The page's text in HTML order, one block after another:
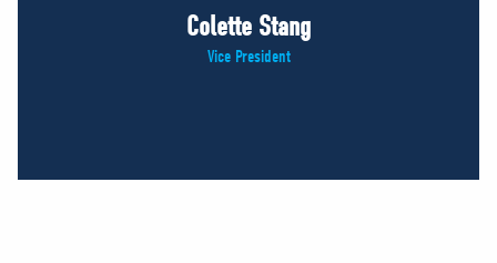
Colette Stang
Vice President